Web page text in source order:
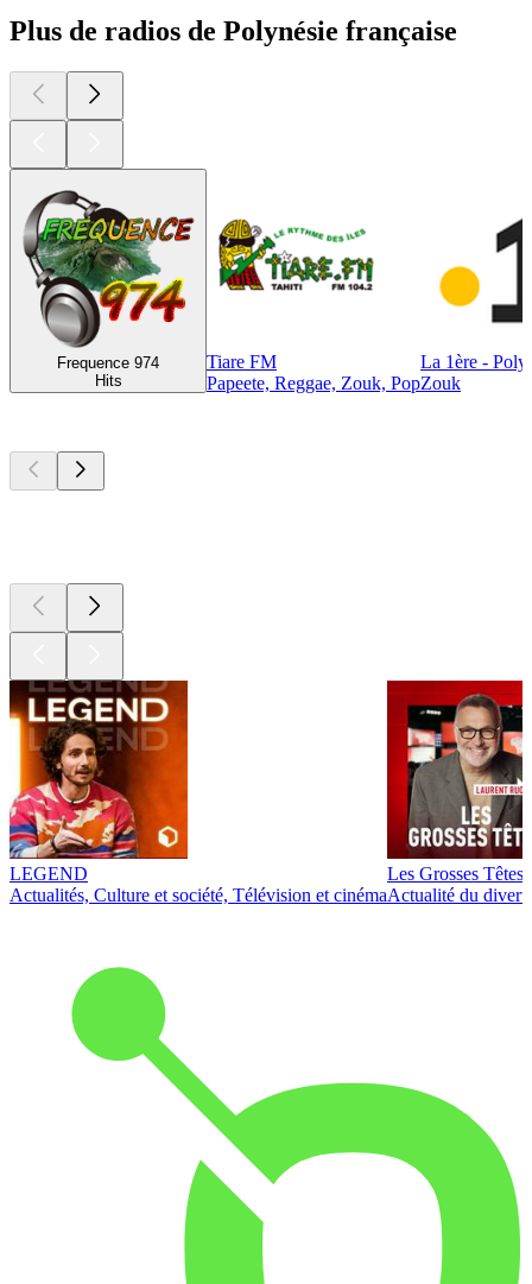
Plus de radios de Polynésie française
Frequence 974
Hits
Tiare FM
Papeete, Reggae, Zouk, Pop
La 1ère -
Zouk
LEGEND
Actualités, Culture et société, Télévision et cinéma
Les Grosses Têtes
Actualité du